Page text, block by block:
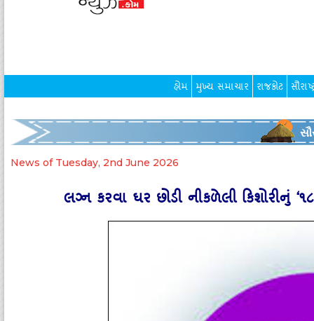
હોમ મુખ્ય સમાચાર રાજકોટ
News of Tuesday, 2nd June 2026
લગ્ન કરવા ઘર છોડી નીકળેલી કિશોરીનું